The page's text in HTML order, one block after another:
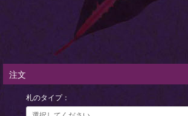
注文
札のタイプ：